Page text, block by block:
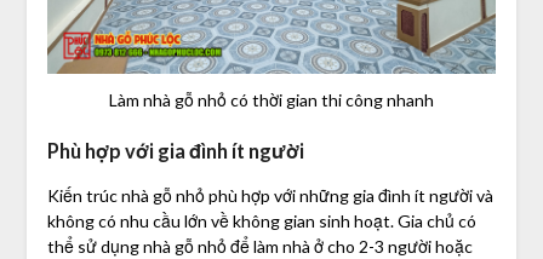
Làm nhà gỗ nhỏ có thời gian thi công nhanh
Phù hợp với gia đình ít người
Kiến trúc nhà gỗ nhỏ phù hợp với những gia đình ít người và
không có nhu cầu lớn về không gian sinh hoạt. Gia chủ có
thể sử dụng nhà gỗ nhỏ để làm nhà ở cho 2-3 người hoặc